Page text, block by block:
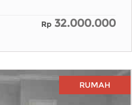
Rp 32.000.000
RUMAH